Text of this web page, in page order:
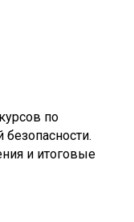
по
и итоговые